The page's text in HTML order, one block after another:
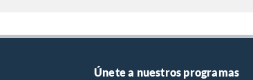
Únete a nuestros programas